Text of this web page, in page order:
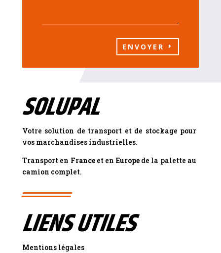
ENVOYER
SOLUPAL
Votre solution de transport et de stockage pour
vos marchandises industrielles.
Transport en Franceet en Europede la palette au
camion complet.
LIENS UTILES
Mentions légales